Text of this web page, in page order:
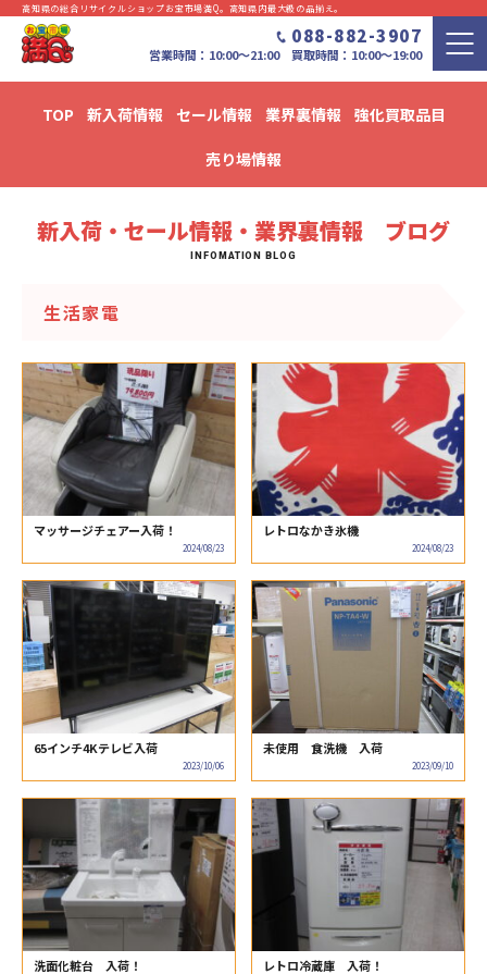
高知県の総合リサイクルショップお宝市場満Q。⾼知県内最⼤級の品揃え。
088-882-3907
営業時間：10:00〜21:00 買取時間：10:00～19:00
TOP 新入荷情報 セール情報 業界裏情報 強化買取品目
売り場情報
新入荷・セール情報・業界裏情報 ブログ
新入荷・セール情報・業界裏情報 ブログ
生活家電
マッサージチェアー入荷！
2024/08/23
レトロなかき氷機
2024/08/23
65インチ4Kテレビ入荷
2023/10/06
未使用 食洗機 入荷
2023/09/10
洗面化粧台 入荷！ レトロ冷蔵庫 入荷！